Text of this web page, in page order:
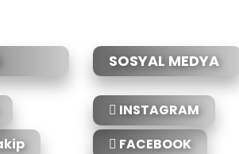
SOSYAL MEDYA
INSTAGRAM
FACEBOOK